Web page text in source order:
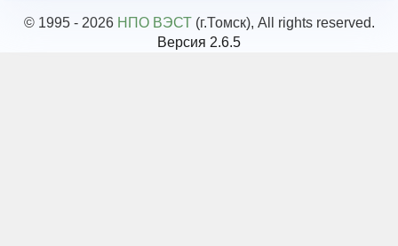
© 1995 - 2026 НПО ВЭСТ(г.Томск), All rights reserved.
Версия 2.6.5